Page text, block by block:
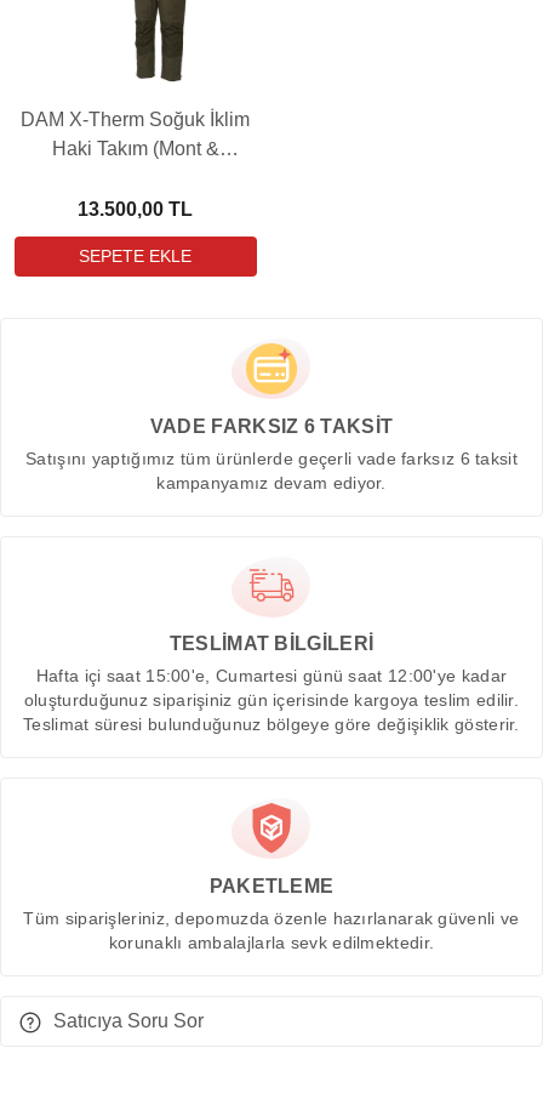
DAM X-Therm Soğuk İklim
Haki Takım (Mont &
13.500,00 TL
VADE FARKSIZ 6 TAKSİT
Satışını yaptığımız tüm ürünlerde geçerli vade farksız 6 taksit
kampanyamız devam ediyor.
TESLİMAT BİLGİLERİ
Hafta içi saat 15:00'e, Cumartesi günü saat 12:00'ye kadar
oluşturduğunuz siparişiniz gün içerisinde kargoya teslim edilir.
Teslimat süresi bulunduğunuz bölgeye göre değişiklik gösterir.
PAKETLEME
Tüm siparişleriniz, depomuzda özenle hazırlanarak güvenli ve
korunaklı ambalajlarla sevk edilmektedir.
Satıcıya Soru Sor